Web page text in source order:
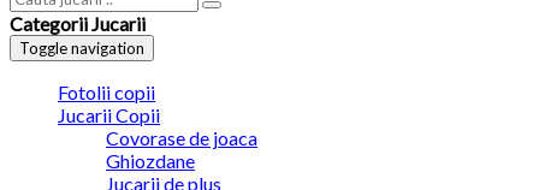
Categorii Jucarii
Toggle navigation
Fotolii copii
Jucarii Copii
Covorase de joaca
Ghiozdane
Jucarii de plus